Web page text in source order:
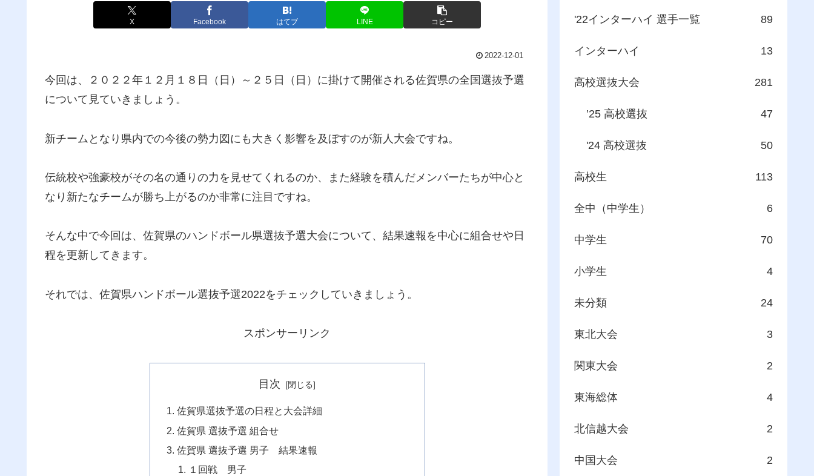
X Facebook はてブ LINE コピー
2022-12-01
今回は、２０２２年１２月１８日（日）～２５日（日）に掛けて開催される佐賀県の全国選抜予選
について見ていきましょう。
新チームとなり県内での今後の勢力図にも大きく影響を及ぼすのが新人大会ですね。
伝統校や強豪校がその名の通りの力を見せてくれるのか、また経験を積んだメンバーたちが中心と
なり新たなチームが勝ち上がるのか非常に注目ですね。
そんな中で今回は、佐賀県のハンドボール県選抜予選大会について、結果速報を中心に組合せや日
程を更新してきます。
それでは、佐賀県ハンドボール選抜予選2022をチェックしていきましょう。
スポンサーリンク
目次
佐賀県選抜予選の日程と大会詳細
佐賀県 選抜予選 組合せ
佐賀県 選抜予選 男子 結果速報
１回戦 男子
'22インターハイ 選手一覧 89
インターハイ 13
高校選抜大会 281
’25 高校選抜 47
'24 高校選抜 50
高校生 113
全中（中学生） 6
中学生 70
小学生 4
未分類 24
東北大会 3
関東大会 2
東海総体 4
北信越大会 2
中国大会 2